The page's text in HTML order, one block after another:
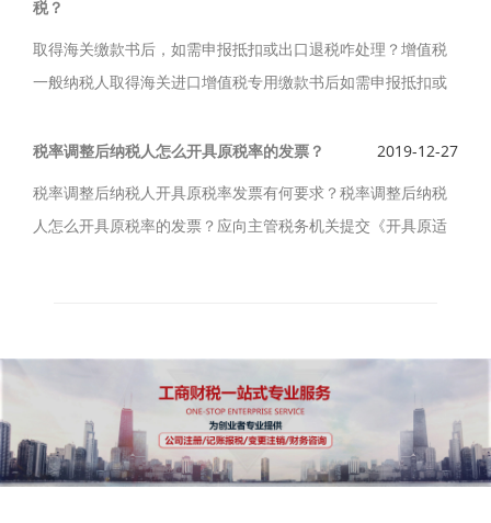
税？
取得海关缴款书后，如需申报抵扣或出口退税咋处理？增值税
一般纳税人取得海关进口增值税专用缴款书后如需申报抵扣或
口退税？
税率调整后纳税人怎么开具原税率的发票？
2019-12-27
税率调整后纳税人开具原税率发票有何要求？税率调整后纳税
人怎么开具原税率的发票？应向主管税务机关提交《开具原适